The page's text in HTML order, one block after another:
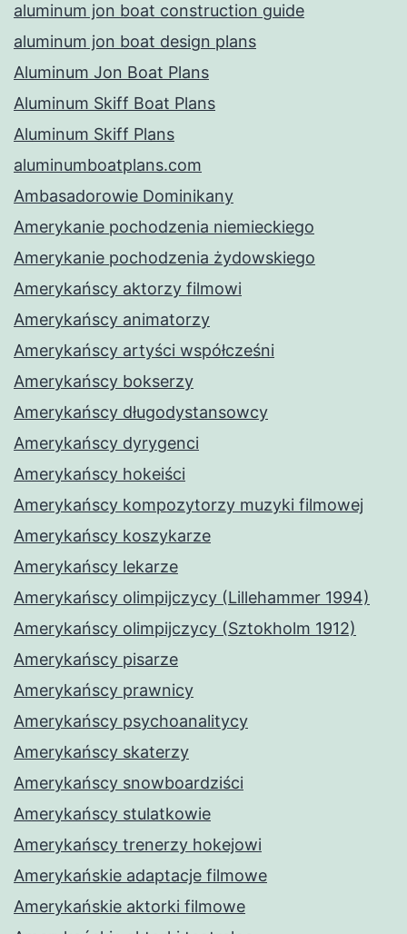
aluminum jon boat construction guide
aluminum jon boat design plans
Aluminum Jon Boat Plans
Aluminum Skiff Boat Plans
Aluminum Skiff Plans
aluminumboatplans.com
Ambasadorowie Dominikany
Amerykanie pochodzenia niemieckiego
Amerykanie pochodzenia żydowskiego
Amerykańscy aktorzy filmowi
Amerykańscy animatorzy
Amerykańscy artyści współcześni
Amerykańscy bokserzy
Amerykańscy długodystansowcy
Amerykańscy dyrygenci
Amerykańscy hokeiści
Amerykańscy kompozytorzy muzyki filmowej
Amerykańscy koszykarze
Amerykańscy lekarze
Amerykańscy olimpijczycy (Lillehammer 1994)
Amerykańscy olimpijczycy (Sztokholm 1912)
Amerykańscy pisarze
Amerykańscy prawnicy
Amerykańscy psychoanalitycy
Amerykańscy skaterzy
Amerykańscy snowboardziści
Amerykańscy stulatkowie
Amerykańscy trenerzy hokejowi
Amerykańskie adaptacje filmowe
Amerykańskie aktorki filmowe